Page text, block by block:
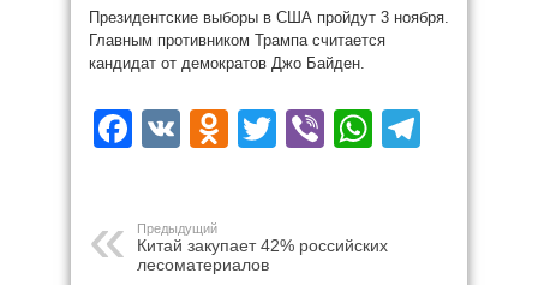
Президентские выборы в США пройдут 3 ноября.
Главным противником Трампа считается
кандидат от демократов Джо Байден.
Facebook
VK Odnoklassniki
Twitter
Viber
Предыдущий
Китай закупает 42% российских
лесоматериалов